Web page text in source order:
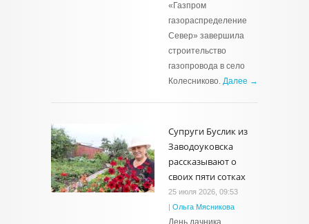
«Газпром
газораспределение
Север» завершила
строительство
газопровода в село
Колесниково. Далее →
Супруги Буслик из
Заводоуковска
рассказывают о
своих пяти сотках
25 июля 2026, 09:53
| Ольга Мясникова
День дачника